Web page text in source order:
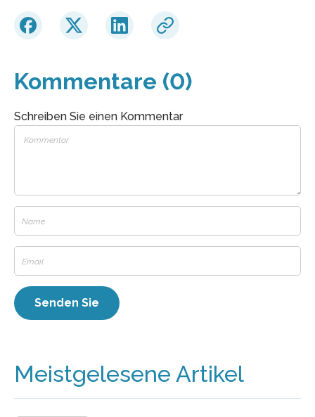
Kommentare (0)
Schreiben Sie einen Kommentar
Meistgelesene Artikel